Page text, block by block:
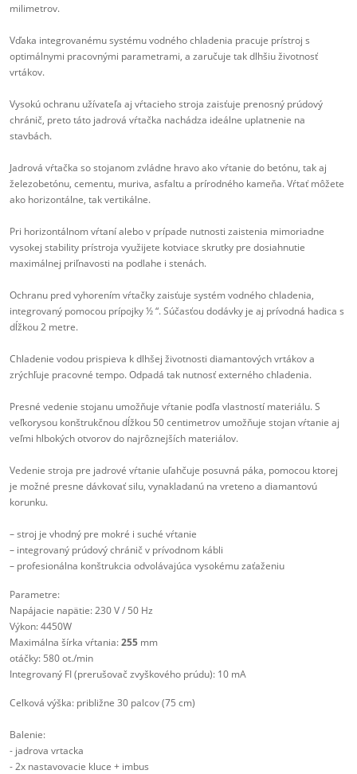
milimetrov.
Vďaka integrovanému systému vodného chladenia pracuje prístroj s
optimálnymi pracovnými parametrami, a zaručuje tak dlhšiu životnosť
vrtákov.
Vysokú ochranu užívateľa aj vŕtacieho stroja zaisťuje prenosný prúdový
chránič, preto táto jadrová vŕtačka nachádza ideálne uplatnenie na
stavbách.
Jadrová vŕtačka so stojanom zvládne hravo ako vŕtanie do betónu, tak aj
železobetónu, cementu, muriva, asfaltu a prírodného kameňa. Vŕtať môžete
ako horizontálne, tak vertikálne.
Pri horizontálnom vŕtaní alebo v prípade nutnosti zaistenia mimoriadne
vysokej stability prístroja využijete kotviace skrutky pre dosiahnutie
maximálnej priľnavosti na podlahe i stenách.
Ochranu pred vyhorením vŕtačky zaisťuje systém vodného chladenia,
integrovaný pomocou prípojky ½ “. Súčasťou dodávky je aj prívodná hadica s
dĺžkou 2 metre.
Chladenie vodou prispieva k dlhšej životnosti diamantových vrtákov a
zrýchľuje pracovné tempo. Odpadá tak nutnosť externého chladenia.
Presné vedenie stojanu umožňuje vŕtanie podľa vlastností materiálu. S
veľkorysou konštrukčnou dĺžkou 50 centimetrov umožňuje stojan vŕtanie aj
veľmi hlbokých otvorov do najrôznejších materiálov.
Vedenie stroja pre jadrové vŕtanie uľahčuje posuvná páka, pomocou ktorej
je možné presne dávkovať silu, vynakladanú na vreteno a diamantovú
korunku.
– stroj je vhodný pre mokré i suché vŕtanie
– integrovaný prúdový chránič v prívodnom kábli
– profesionálna konštrukcia odvolávajúca vysokému zaťaženiu
Parametre:
Napájacie napätie: 230 V / 50 Hz
Výkon: 4450W
Maximálna šírka vŕtania:255 mm
otáčky: 580 ot./min
Integrovaný FI (prerušovač zvyškového prúdu): 10 mA
Celková výška: približne 30 palcov (75 cm)
Balenie:
- jadrova vrtacka
- 2x nastavovacie kluce + imbus